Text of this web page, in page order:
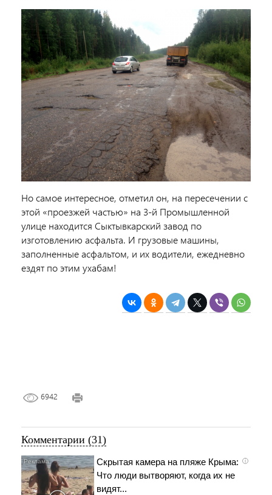
Но самое интересное, отметил он, на пересечении с
этой «проезжей частью» на 3-й Промышленной
улице находится Сыктывкарский завод по
изготовлению асфальта. И грузовые машины,
заполненные асфальтом, и их водители, ежедневно
ездят по этим ухабам!
6942
Комментарии (31)
i
Скрытая камера на пляже Крыма:
Что люди вытворяют, когда их не
видят...